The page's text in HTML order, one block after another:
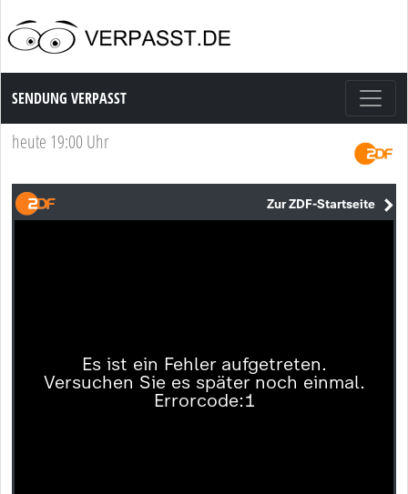
Sendung Verpasst
SENDUNG VERPASST
heute 19:00 Uhr